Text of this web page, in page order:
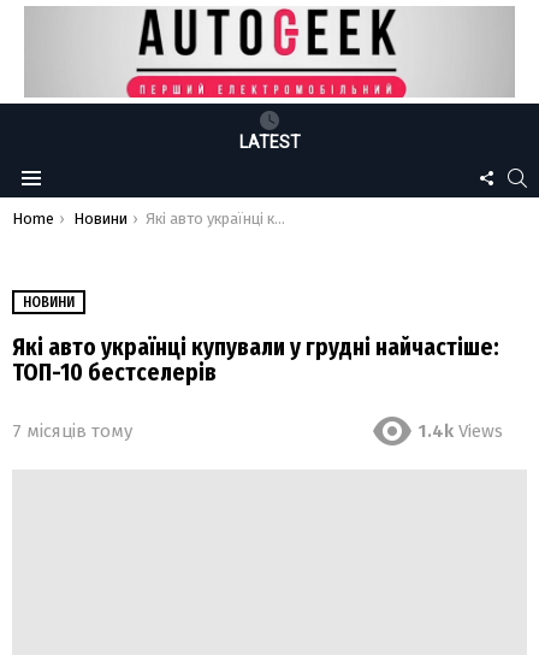
LATEST
Menu
US
You are here:
Home Новини Які авто українці купували у грудні найчастіше: ТОП-10 бестселерів
НОВИНИ
Які авто українці купували у грудні найчастіше:
ТОП-10 бестселерів
7 місяців тому 1.4k Views